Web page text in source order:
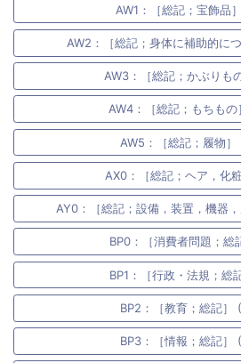
AW1：［総記；宝飾品
AW2：［総記；身体に補助的に
AW3：［総記；かぶりも
AW4：［総記；もちも
AW5：［総記；履物
AX0：［総記；ヘア，化
AY0：［総記；設備，装置，機器
BP0：［消費者問題；総
BP1：［行政・法規；総
BP2：［教育；総記］
BP3：［情報；総記］